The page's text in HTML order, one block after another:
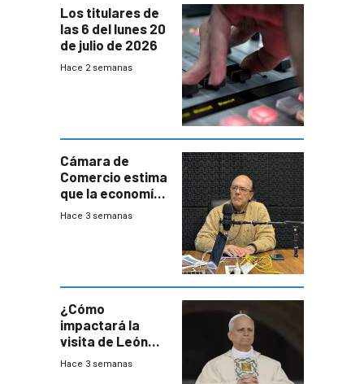
Los titulares de
las 6 del lunes 20
de julio de 2026
Hace 2 semanas
Cámara de
Comercio estima
que la economía
crecerá 1,6%
Hace 3 semanas
¿Cómo
impactará la
visita de León
XIV a Uruguay?
Hace 3 semanas